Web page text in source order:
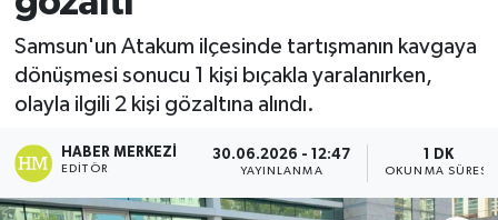
Samsun'un Atakum ilçesinde tartışmanın kavgaya
dönüşmesi sonucu 1 kişi bıçakla yaralanırken,
olayla ilgili 2 kişi gözaltına alındı.
HABER MERKEZI
EDITÖR
30.06.2026 - 12:47
YAYINLANMA
1 DK
OKUNMA SÜRESI
Ekonomi
Sağlık
Tokat Haber